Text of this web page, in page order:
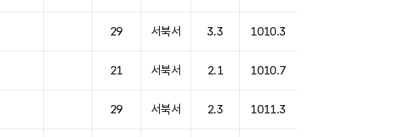
29 서북서 3.3 1010.3
21 서북서 2.1 1010.7
29 서북서 2.3 1011.3